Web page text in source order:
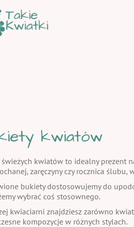
kwiatów
kwiatów to idealny prezent
zaręczyny czy rocznica ślubu,
bukiety dostosowujemy do
wybrać coś stosownego.
kwiaciarni znajdziesz zarówno
kompozycje w różnych stylach.